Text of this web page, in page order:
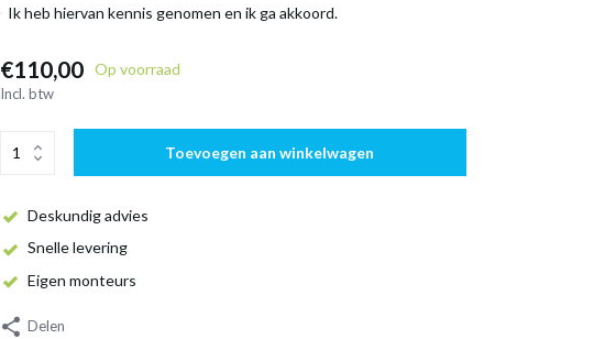
Ik heb hiervan kennis genomen en ik ga akkoord.
€110,00 Op voorraad
Incl. btw
Toevoegen aan winkelwagen
Deskundig advies
Snelle levering
Eigen monteurs
Delen